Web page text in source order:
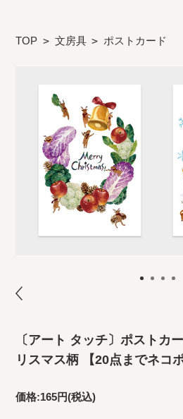
TOP > 文房具 > ポストカード
〔アート タッチ〕ポスト
リスマス柄 【20点までネコ
価格:165円(税込)